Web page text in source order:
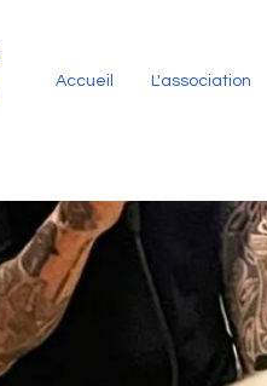
Accueil L'association